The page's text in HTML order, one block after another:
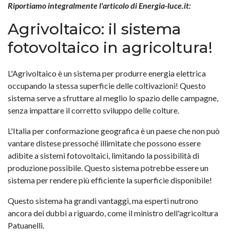
Riportiamo integralmente l'articolo di Energia-luce.it:
Agrivoltaico: il sistema
fotovoltaico in agricoltura!
L'Agrivoltaico è un sistema per produrre energia elettrica
occupando la stessa superficie delle coltivazioni! Questo
sistema serve a sfruttare al meglio lo spazio delle campagne,
senza impattare il corretto sviluppo delle colture.
L'Italia per conformazione geografica è un paese che non può
vantare distese pressoché illimitate che possono essere
adibite a sistemi fotovoltaici, limitando la possibilità di
produzione possibile. Questo sistema potrebbe essere un
sistema per rendere più efficiente la superficie disponibile!
Questo sistema ha grandi vantaggi, ma esperti nutrono
ancora dei dubbi a riguardo, come il ministro dell'agricoltura
Patuanelli.